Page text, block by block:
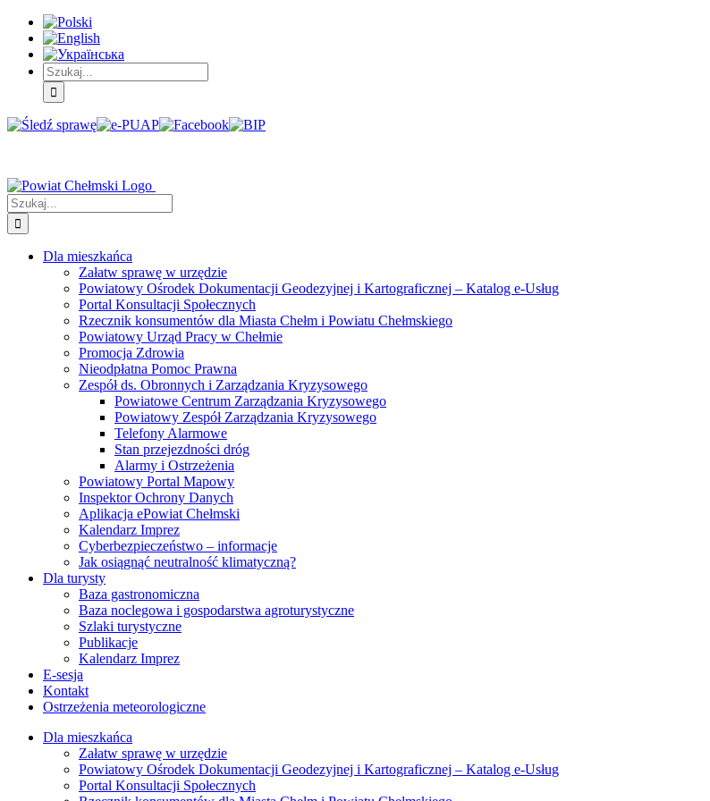
Skip
Treść
główna
Skip
Menu
główne
Skip
Menu
dodatkowe
Szukaj
Śledź
E-
Facebook BIP Instagram
Szukaj
Dla mieszkańca
Załatw sprawę w urzędzie
Powiatowy Ośrodek Dokumentacji Geodezyjnej i Kartograficznej – Katalog e-Usług
Portal Konsultacji Społecznych
Rzecznik konsumentów dla Miasta Chełm i Powiatu Chełmskiego
Powiatowy Urząd Pracy w Chełmie
Promocja Zdrowia
Nieodpłatna Pomoc Prawna
Zespół ds. Obronnych i Zarządzania Kryzysowego
Powiatowe Centrum Zarządzania Kryzysowego
Powiatowy Zespół Zarządzania Kryzysowego
Telefony Alarmowe
Stan przejezdności dróg
Alarmy i Ostrzeżenia
Powiatowy Portal Mapowy
Inspektor Ochrony Danych
Aplikacja ePowiat Chełmski
Kalendarz Imprez
Cyberbezpieczeństwo – informacje
Jak osiągnąć neutralność klimatyczną?
Dla turysty
Baza gastronomiczna
Baza noclegowa i gospodarstwa agroturystyczne
Szlaki turystyczne
Publikacje
Kalendarz Imprez
E-sesja
Kontakt
Ostrzeżenia meteorologiczne
Dla mieszkańca
Załatw sprawę w urzędzie
Powiatowy Ośrodek Dokumentacji Geodezyjnej i Kartograficznej – Katalog e-Usług
Portal Konsultacji Społecznych